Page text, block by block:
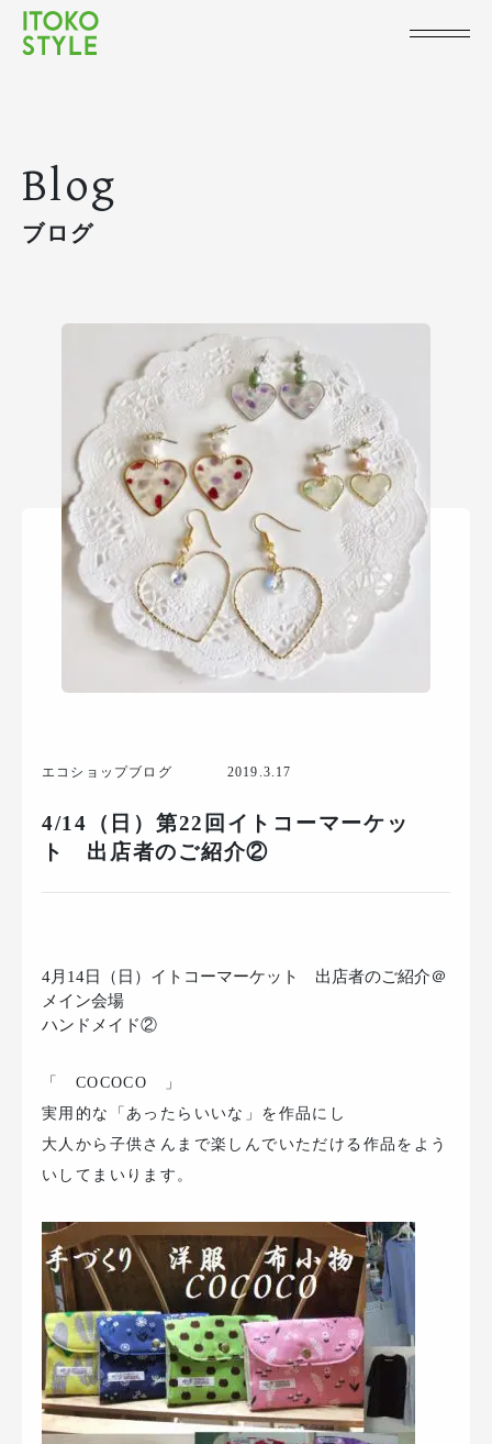
Blog
ブログ
エコショップブログ 2019.3.17
4/14（日）第22回イトコーマーケッ
ト 出店者のご紹介②
4月14日（日）イトコーマーケット 出店者のご紹介＠
メイン会場
ハンドメイド②
「 COCOCO 」
実用的な「あったらいいな」を作品にし
大人から子供さんまで楽しんでいただける作品をよう
いしてまいります。